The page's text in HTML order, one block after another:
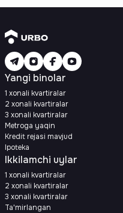
Yangi binolar
1 xonali kvartiralar
2 xonali kvartiralar
3 xonali kvartiralar
Metroga yaqin
Kredit rejasi mavjud
Ipoteka
Ikkilamchi uylar
1 xonali kvartiralar
2 xonali kvartiralar
3 xonali kvartiralar
Ta'mirlangan